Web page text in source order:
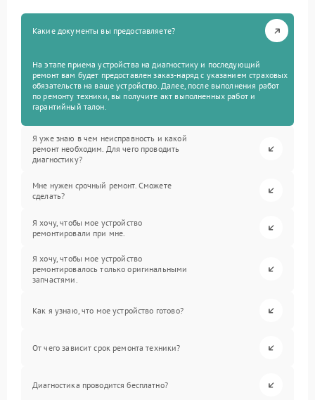
Какие документы вы предоставляете?
На этапе приема устройства на диагностику и последующий
ремонт вам будет предоставлен заказ-наряд с указанием страховых
обязательств на ваше устройство. Далее, после выполнения работ
по ремонту техники, вы получите акт выполненных работ и
гарантийный талон.
Я уже знаю в чем неисправность и какой
ремонт необходим. Для чего проводить
диагностику?
Мне нужен срочный ремонт. Сможете
сделать?
Я хочу, чтобы мое устройство
ремонтировали при мне.
Я хочу, чтобы мое устройство
ремонтировалось только оригинальными
запчастями.
Как я узнаю, что мое устройство готово?
От чего зависит срок ремонта техники?
Диагностика проводится бесплатно?